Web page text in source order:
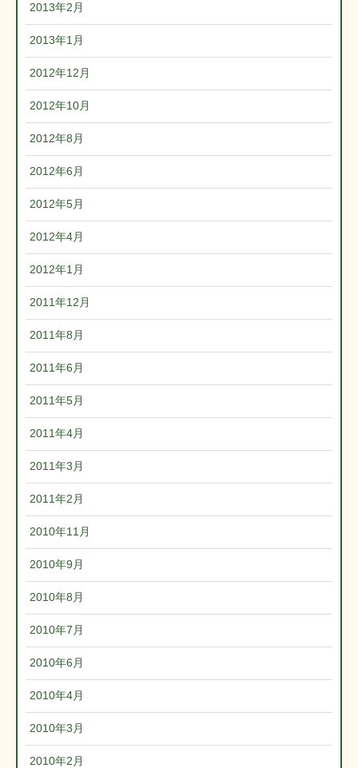
2013年2月
2013年1月
2012年12月
2012年10月
2012年8月
2012年6月
2012年5月
2012年4月
2012年1月
2011年12月
2011年8月
2011年6月
2011年5月
2011年4月
2011年3月
2011年2月
2010年11月
2010年9月
2010年8月
2010年7月
2010年6月
2010年4月
2010年3月
2010年2月